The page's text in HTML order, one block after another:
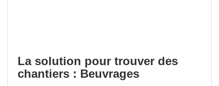
La solution pour trouver des
chantiers : Beuvrages